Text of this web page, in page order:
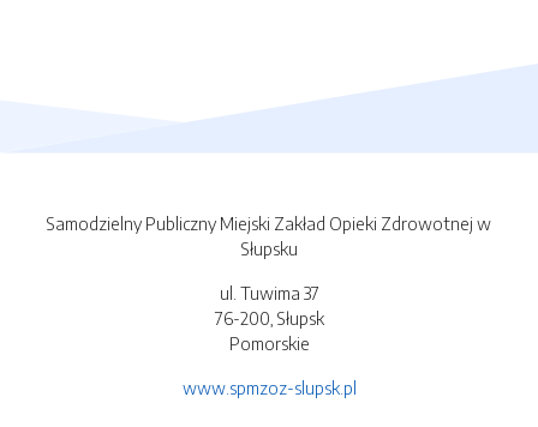
Samodzielny Publiczny Miejski Zakład Opieki Zdrowotnej w
Słupsku
ul. Tuwima 37
76-200, Słupsk
Pomorskie
www.spmzoz-slupsk.pl